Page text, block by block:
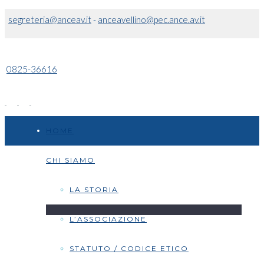
segreteria@anceav.it- anceavellino@pec.ance.av.it
0825-36616
CHI SIAMO
LA STORIA
L’ASSOCIAZIONE
STATUTO / CODICE ETICO